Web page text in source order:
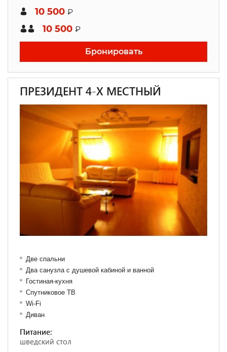
10 500 ₽
10 500 ₽
Бронировать
ПРЕЗИДЕНТ 4-Х МЕСТНЫЙ
Две спальни
Два санузла с душевой кабиной и ванной
Гостиная-кухня
Спутниковое ТВ
Wi-Fi
Диван
Питание:
шведский стол